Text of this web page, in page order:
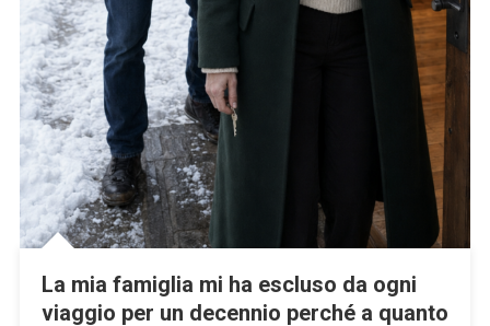
La mia famiglia mi ha escluso da ogni
viaggio per un decennio perché a quanto